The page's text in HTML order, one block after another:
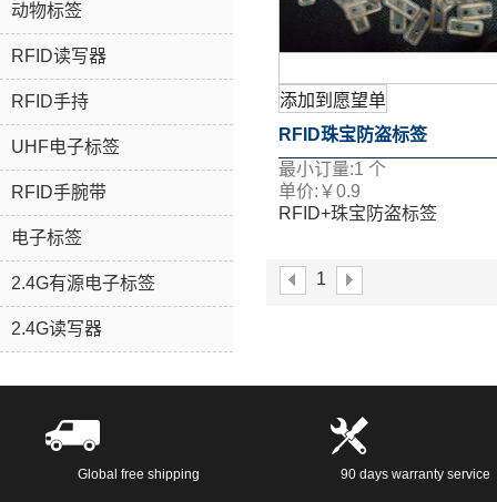
动物标签
RFID读写器
RFID手持
UHF电子标签
RFID手腕带
电子标签
2.4G有源电子标签
2.4G读写器
添加到愿望单
RFID珠宝防盗标签
最小订量:1 个
单价: ￥0.9
RFID+珠宝防盗标签
1
Global free shipping 90 days warranty service